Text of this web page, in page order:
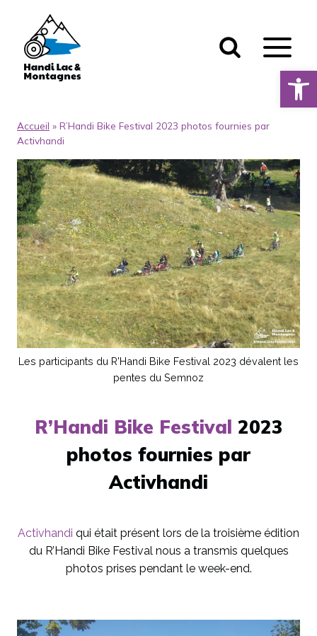
Ouvrir
contenu
Accueil » R’Handi Bike Festival 2023 photos fournies par
Activhandi
Les participants du R'Handi Bike Festival 2023 dévalent les
pentes du Semnoz
R’Handi Bike Festival 2023
photos fournies par
Activhandi
Activhandi qui était présent lors de la troisième édition
du R’Handi Bike Festival nous a transmis quelques
photos prises pendant le week-end.